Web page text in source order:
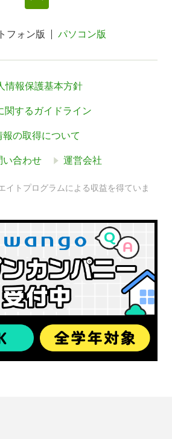
フォン版 パソコン版
情報保護基本方針
関するガイドライン
の取得について
い合わせ 運営会社
イトプログラムによる収益を得ていま